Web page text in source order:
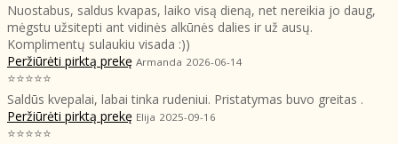
Nuostabus, saldus kvapas, laiko visą dieną, net nereikia jo daug,
mėgstu užsitepti ant vidinės alkūnės dalies ir už ausų.
Komplimentų sulaukiu visada :))
Peržiūrėti pirktą prekę Armanda 2026-06-14
⭐⭐⭐⭐⭐
Saldūs kvepalai, labai tinka rudeniui. Pristatymas buvo greitas .
Peržiūrėti pirktą prekę Elija 2025-09-16
⭐⭐⭐⭐⭐